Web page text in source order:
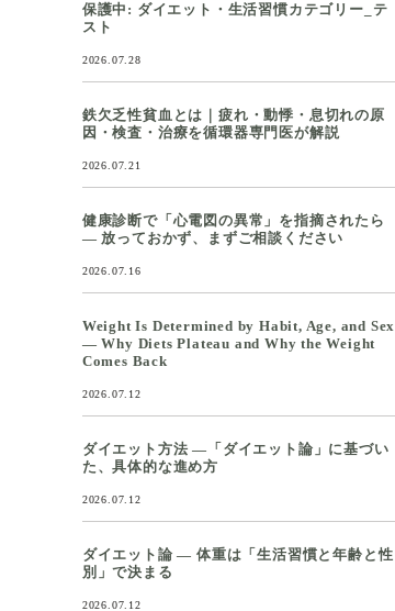
保護中: ダイエット・生活習慣カテゴリー_テ
スト
2026.07.28
鉄欠乏性貧血とは｜疲れ・動悸・息切れの原
因・検査・治療を循環器専門医が解説
2026.07.21
健康診断で「心電図の異常」を指摘されたら
― 放っておかず、まずご相談ください
2026.07.16
Weight Is Determined by Habit, Age, and Sex
— Why Diets Plateau and Why the Weight
Comes Back
2026.07.12
ダイエット方法 ―「ダイエット論」に基づい
た、具体的な進め方
2026.07.12
ダイエット論 ― 体重は「生活習慣と年齢と性
別」で決まる
2026.07.12